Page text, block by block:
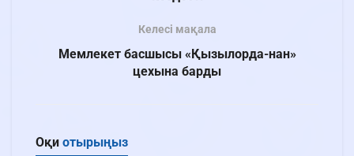
Келесі мақала
Мемлекет басшысы «Қызылорда-нан»
цехына барды
Оқи отырыңыз